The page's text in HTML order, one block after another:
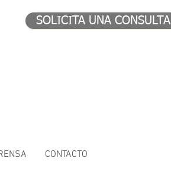
SOLICITA UNA CONSULTA
CONTACTO